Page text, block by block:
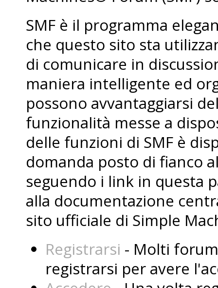
SMF è il programma
che questo sito sta
di comunicare in
maniera intelligente ed
possono avvantaggiarsi
funzionalità messe a
delle funzioni di SMF è
domanda posto di fianco
seguendo i link in questa
alla documentazione
sito ufficiale di Simple
Registrarsi - Molti
registrarsi per avere